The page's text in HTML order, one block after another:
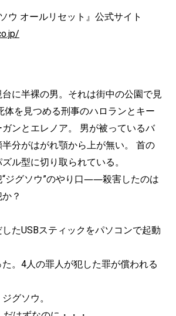
ウ オールリセット』公式サイト
に半裸の男。それは街中の公園で見
体を見つめる刑事のハロランとキー
ンとエレノア。 男が被っているバ
分がはがれ顎から上が無い。 首の
ル型に切り取られている。
“ジグソウ”のやり口――殺害したのは
？
たUSBスティックをパソコンで起動
た。4人の罪人が犯した罪が償われる
グソウ。